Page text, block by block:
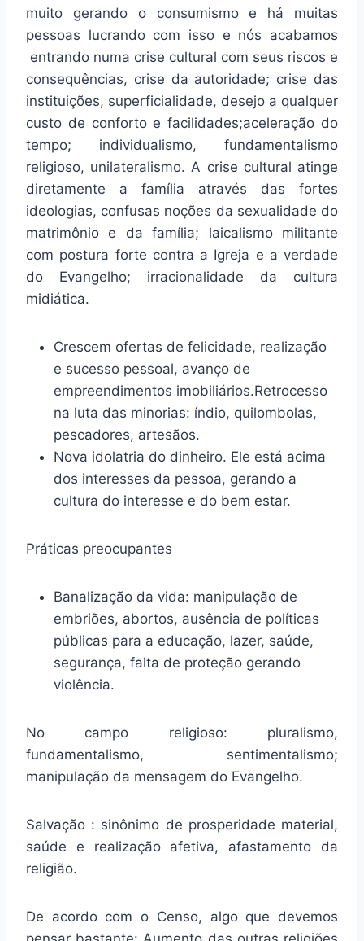
muito gerando o consumismo e há muitas
pessoas lucrando com isso e nós acabamos
entrando numa crise cultural com seus riscos e
consequências, crise da autoridade; crise das
instituições, superficialidade, desejo a qualquer
custo de conforto e facilidades;aceleração do
tempo; individualismo, fundamentalismo
religioso, unilateralismo. A crise cultural atinge
diretamente a família através das fortes
ideologias, confusas noções da sexualidade do
matrimônio e da família; laicalismo militante
com postura forte contra a Igreja e a verdade
do Evangelho; irracionalidade da cultura
midiática.
Crescem ofertas de felicidade, realização
e sucesso pessoal, avanço de
empreendimentos imobiliários.Retrocesso
na luta das minorias: índio, quilombolas,
pescadores, artesãos.
Nova idolatria do dinheiro. Ele está acima
dos interesses da pessoa, gerando a
cultura do interesse e do bem estar.
Práticas preocupantes
Banalização da vida: manipulação de
embriões, abortos, ausência de políticas
públicas para a educação, lazer, saúde,
segurança, falta de proteção gerando
violência.
No campo religioso: pluralismo,
fundamentalismo, sentimentalismo;
manipulação da mensagem do Evangelho.
Salvação : sinônimo de prosperidade material,
saúde e realização afetiva, afastamento da
religião.
De acordo com o Censo, algo que devemos